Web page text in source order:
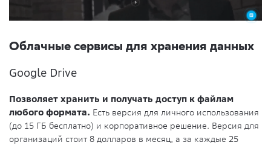
Облачные сервисы для хранения данных
Google Drive
Позволяет хранить и получать доступ к файлам
любого формата. Есть версия для личного использования
(до 15 ГБ бесплатно) и корпоративное решение. Версия для
организаций стоит 8 долларов в месяц, а за каждые 25